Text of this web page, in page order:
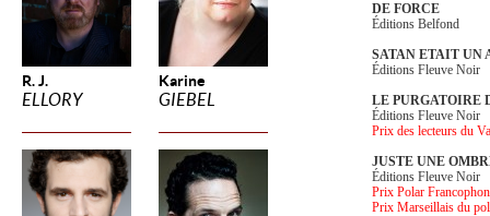
R. J.
ELLORY
Karine
GIEBEL
DE FORCE
Éditions Belfond
SATAN ETAIT UN
Éditions Fleuve Noir
LE PURGATOIRE
Éditions Fleuve Noir
Prix des lecteurs du
JUSTE UNE
Éditions Fleuve Noir
Prix Polar
Prix Marseillais du